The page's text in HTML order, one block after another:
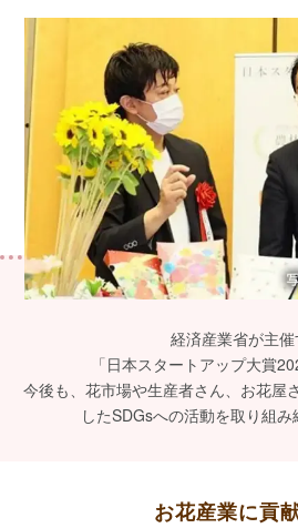
経済産業省が主催
「日本スタートアップ大賞
今後も、花市場や生産者さん、お花屋
したSDGsへの活動を取り組み
お花産業に貢